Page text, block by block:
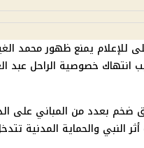
للإعلام يمنع ظهور محمد
انتهاك خصوصية الراحل عبد
ضخم بعدد من المباني على
أثر النبي والحماية المدنية